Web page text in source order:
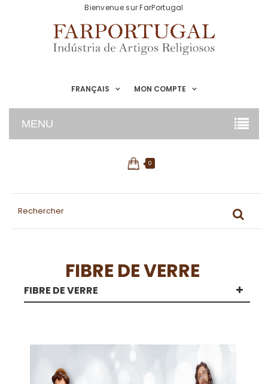
FRANÇAIS
Bienvenue sur FarPortugal
MON COMPTE
MENU
0
FIBRE DE VERRE
FIBRE DE VERRE